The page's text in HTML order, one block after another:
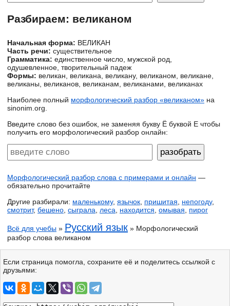
Разбираем: великаном
Начальная форма: ВЕЛИКАН
Часть речи: существительное
Грамматика: единственное число, мужской род,
одушевленное, творительный падеж
Формы: великан, великана, великану, великаном, великане,
великаны, великанов, великанам, великанами, великанах
Наиболее полный морфологический разбор «великаном» на
sinonim.org.
Введите слово без ошибок, не заменяя букву Ё буквой Е чтобы
получить его морфологический разбор онлайн:
Морфологический разбор слова с примерами и онлайн —
обязательно прочитайте
Другие разбирали: маленькому, язычок пришитая непогоду,
смотрит, бешено сыграла леса находится омывая пирог
Всё для учебы » Русский язык » Морфологический
разбор слова великаном
Если страница помогла, сохраните её и поделитесь ссылкой с
друзьями: